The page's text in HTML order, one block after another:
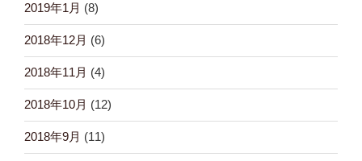
2019年1月 (8)
2018年12月 (6)
2018年11月 (4)
2018年10月 (12)
2018年9月 (11)